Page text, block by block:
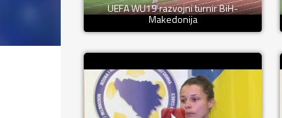
UEFA WU19 razvojni turnir BiH-
Makedonija